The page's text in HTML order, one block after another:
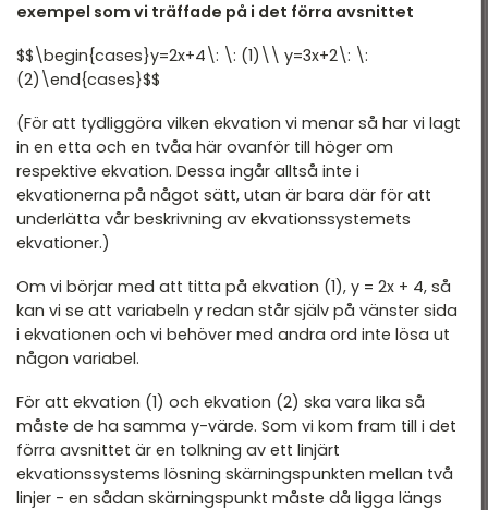
exempel som vi träffade på i det förra avsnittet
$$\begin{cases}y=2x+4\: \: (1)\\ y=3x+2\: \:
(2)\end{cases}$$
(För att tydliggöra vilken ekvation vi menar så har vi lagt
in en etta och en tvåa här ovanför till höger om
respektive ekvation. Dessa ingår alltså inte i
ekvationerna på något sätt, utan är bara där för att
underlätta vår beskrivning av ekvationssystemets
ekvationer.)
Om vi börjar med att titta på ekvation (1), y = 2x + 4, så
kan vi se att variabeln y redan står själv på vänster sida
i ekvationen och vi behöver med andra ord inte lösa ut
någon variabel.
För att ekvation (1) och ekvation (2) ska vara lika så
måste de ha samma y-värde. Som vi kom fram till i det
förra avsnittet är en tolkning av ett linjärt
ekvationssystems lösning skärningspunkten mellan två
linjer - en sådan skärningspunkt måste då ligga längs